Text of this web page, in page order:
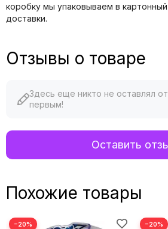
коробку мы упаковываем в
доставки.
Отзывы о товаре
Здесь еще никто не оставлял
первым!
Оставить
Похожие товары
−20% −20%